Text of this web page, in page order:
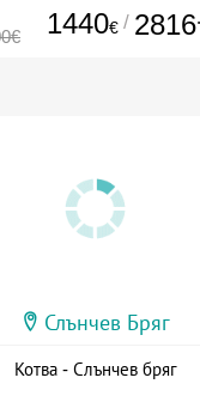
1440€ / 2816
Слънчев Бряг
Котва - Слънчев бряг